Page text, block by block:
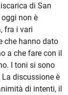
di San
non è
fra i vari
che hanno dato
a che fare con il
I toni si sono
discussione è
di intenti, il